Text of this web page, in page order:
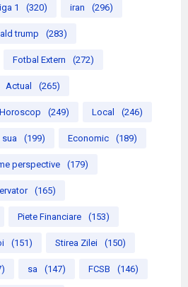
1 (320) iran (296)
trump (283)
Fotbal Extern (272)
Actual (265)
Horoscop (249) Local (246)
sua (199) Economic (189)
perspective (179)
(165)
Piete Financiare (153)
(151) Stirea Zilei (150)
sa (147) FCSB (146)